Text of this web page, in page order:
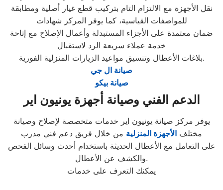
نقل الأجهزة مع الالتزام التام بتركيب قطع غيار أصلية ومطابقة
للمواصفات القياسية، كما يوفر المركز شهادات
ضمان معتمدة على الأجزاء المستبدلة وأعمال الإصلاح مع إتاحة
خدمة عملاء سريعة الرد لاستقبال
بلاغات الأعطال وتنسيق مواعيد الزيارات المنزلية الفورية.
صيانة ال جي
صيانة بيكو
الدعم الفني وصيانة أجهزة يونيون اير
يوفر مركز صيانة يونيون اير خدمات متخصصة لإصلاح وصيانة
مختلف الأجهزة المنزلية من خلال فريق دعم فني مدرب
على التعامل مع الأعطال الحديثة باستخدام أحدث وسائل الفحص
والكشف عن الأعطال.
يمكنك التعرف على خدمات